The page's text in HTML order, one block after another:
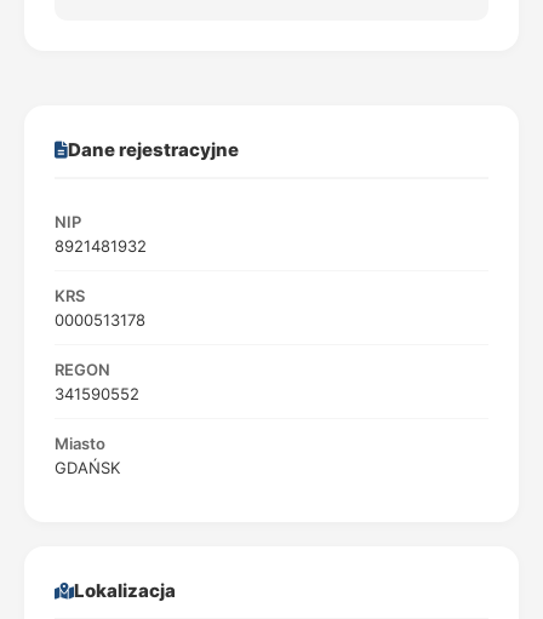
Dane rejestracyjne
NIP
8921481932
KRS
0000513178
REGON
341590552
Miasto
GDAŃSK
Lokalizacja